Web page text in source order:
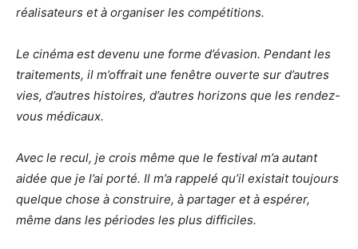
réalisateurs et à organiser les compétitions.
Le cinéma est devenu une forme d’évasion. Pendant les
traitements, il m’offrait une fenêtre ouverte sur d’autres
vies, d’autres histoires, d’autres horizons que les rendez-
vous médicaux.
Avec le recul, je crois même que le festival m’a autant
aidée que je l’ai porté. Il m’a rappelé qu’il existait toujours
quelque chose à construire, à partager et à espérer,
même dans les périodes les plus difficiles.